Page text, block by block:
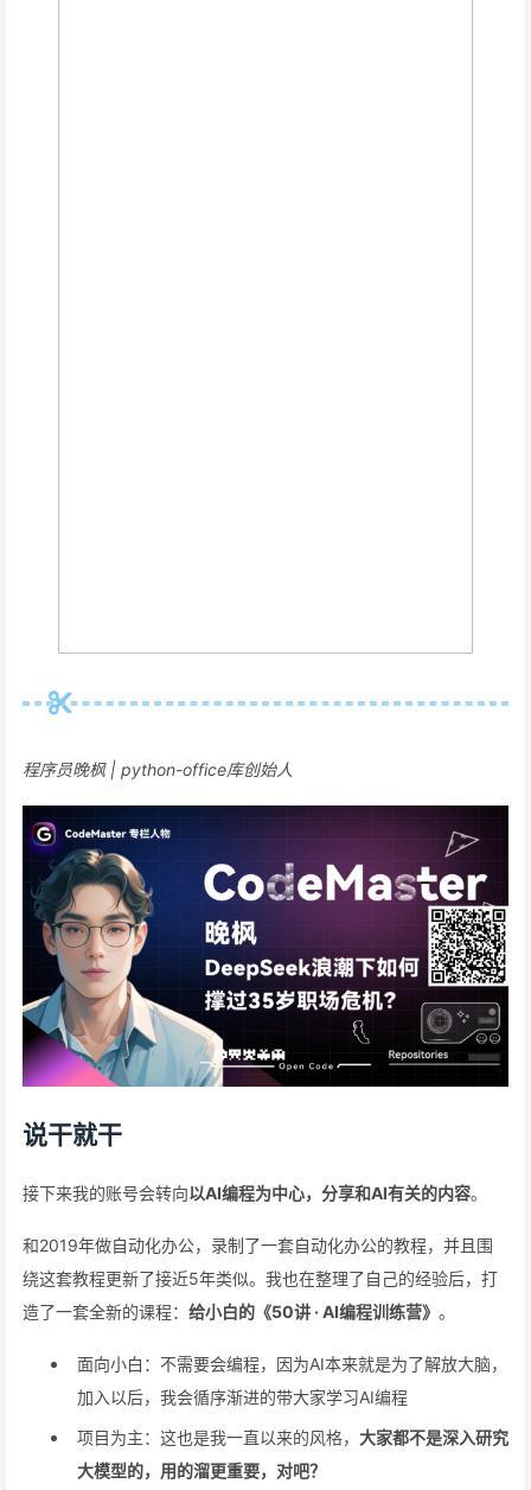
程序员晚枫 | python-office库创始人
说干就干
接下来我的账号会转向以AI编程为中心，分享和AI有关的内容。
和2019年做自动化办公，录制了一套自动化办公的教程，并且围
绕这套教程更新了接近5年类似。我也在整理了自己的经验后，打
造了一套全新的课程： 给小白的《50讲 · AI编程训练营》 。
面向小白：不需要会编程，因为AI本来就是为了解放大脑，
加入以后，我会循序渐进的带大家学习AI编程
项目为主：这也是我一直以来的风格， 大家都不是深入研究
大模型的，用的溜更重要，对吧？